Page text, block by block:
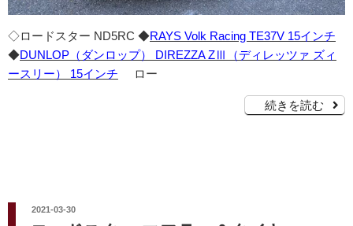
◇ロードスター ND5RC ◆RAYS Volk Racing TE37V 15インチ
◆DUNLOP（ダンロップ） DIREZZA ZⅢ（ディレッツァ ズィ
ースリー） 15インチ ロー
続きを読む
投
2021-03-30